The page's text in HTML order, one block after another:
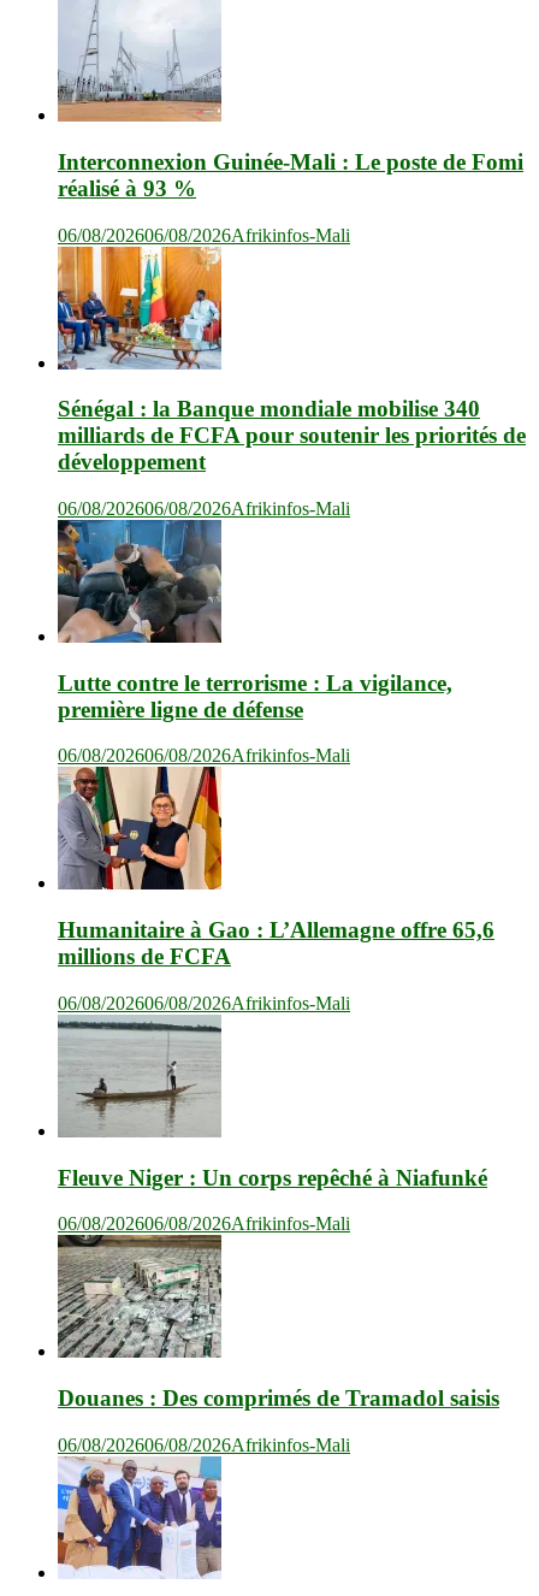
Interconnexion Guinée-Mali : Le poste de Fomi
réalisé à 93 %
06/08/202606/08/2026Afrikinfos-Mali
Sénégal : la Banque mondiale mobilise 340
milliards de FCFA pour soutenir les priorités de
développement
06/08/202606/08/2026Afrikinfos-Mali
Lutte contre le terrorisme : La vigilance,
première ligne de défense
06/08/202606/08/2026Afrikinfos-Mali
Humanitaire à Gao : L’Allemagne offre 65,6
millions de FCFA
06/08/202606/08/2026Afrikinfos-Mali
Fleuve Niger : Un corps repêché à Niafunké
06/08/202606/08/2026Afrikinfos-Mali
Douanes : Des comprimés de Tramadol saisis
06/08/202606/08/2026Afrikinfos-Mali